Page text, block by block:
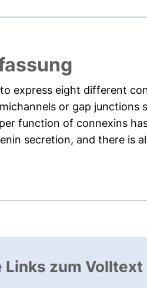
express eight different
or gap
function of connexins
secretion, and there is
zum Volltext